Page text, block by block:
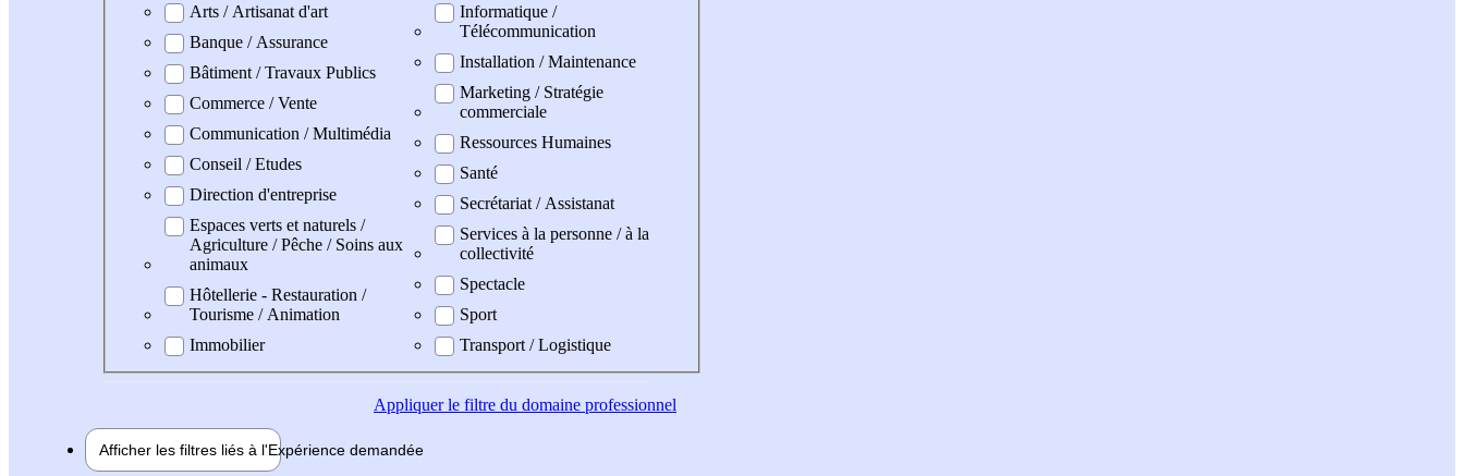
Arts / Artisanat d'art
Banque / Assurance
Bâtiment / Travaux Publics
Commerce / Vente
Communication / Multimédia
Conseil / Etudes
Direction d'entreprise
Espaces verts et naturels /
Agriculture / Pêche / Soins aux
animaux
Hôtellerie - Restauration /
Tourisme / Animation
Immobilier
Informatique /
Télécommunication
Installation / Maintenance
Marketing / Stratégie
commerciale
Ressources Humaines
Santé
Secrétariat / Assistanat
Services à la personne / à la
collectivité
Spectacle
Sport
Transport / Logistique
Appliquerle filtre du domaine professionnel
Afficher les filtres liés à l'Expérience demandée